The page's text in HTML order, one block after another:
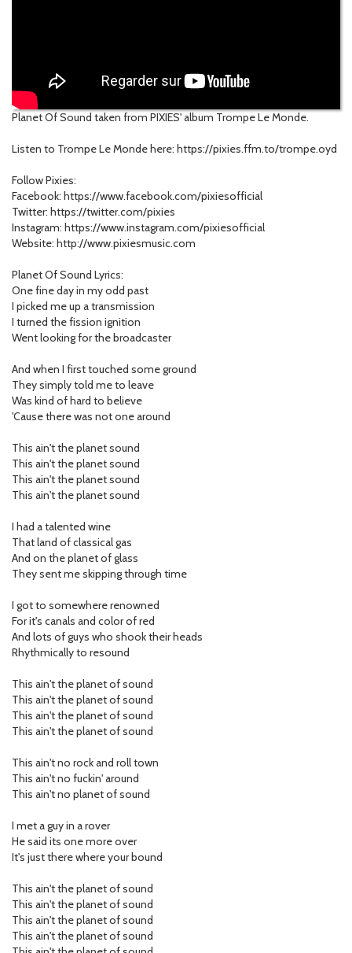
Planet Of Sound taken from PIXIES' album Trompe Le Monde.
Listen to Trompe Le Monde here: https://pixies.ffm.to/trompe.oyd
Follow Pixies:
Facebook: https://www.facebook.com/pixiesofficial
Twitter: https://twitter.com/pixies
Instagram: https://www.instagram.com/pixiesofficial
Website: http://www.pixiesmusic.com
Planet Of Sound Lyrics:
One fine day in my odd past
I picked me up a transmission
I turned the fission ignition
Went looking for the broadcaster
And when I first touched some ground
They simply told me to leave
Was kind of hard to believe
'Cause there was not one around
This ain't the planet sound
This ain't the planet sound
This ain't the planet sound
This ain't the planet sound
I had a talented wine
That land of classical gas
And on the planet of glass
They sent me skipping through time
I got to somewhere renowned
For it's canals and color of red
And lots of guys who shook their heads
Rhythmically to resound
This ain't the planet of sound
This ain't the planet of sound
This ain't the planet of sound
This ain't the planet of sound
This ain't no rock and roll town
This ain't no fuckin' around
This ain't no planet of sound
I met a guy in a rover
He said its one more over
It's just there where your bound
This ain't the planet of sound
This ain't the planet of sound
This ain't the planet of sound
This ain't the planet of sound